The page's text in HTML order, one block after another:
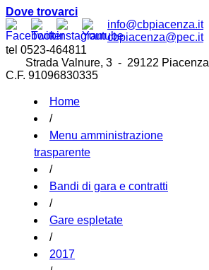
Dove trovarci
info@cbpiacenza.it
cbpiacenza@pec.it
tel 0523-464811
Strada Valnure, 3 - 29122 Piacenza
C.F. 91096830335
Home
/
Menu amministrazione
trasparente
/
Bandi di gara e contratti
/
Gare espletate
/
2017